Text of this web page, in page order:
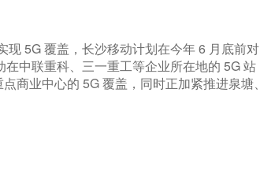
5G 覆盖，长沙移动计划在今年 6 月底前对
中联重科、三一重工等企业所在地的 5G 站
商业中心的 5G 覆盖，同时正加紧推进泉塘、